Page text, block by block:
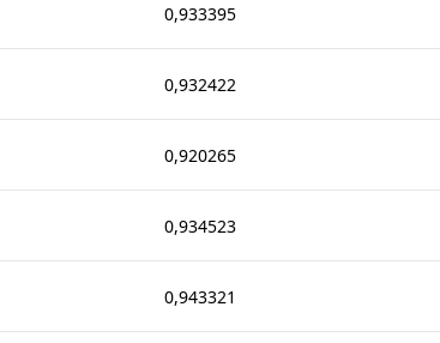
0,933395
0,932422
0,920265
0,934523
0,943321